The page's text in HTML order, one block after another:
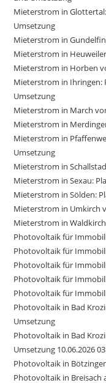
Mieterstrom in
Umsetzung
Mieterstrom in
Mieterstrom in
Mieterstrom in Horben
Mieterstrom in Ihringen:
Umsetzung
Mieterstrom in March
Mieterstrom in
Mieterstrom in
Umsetzung
Mieterstrom in
Mieterstrom in Sexau:
Mieterstrom in Sölden:
Mieterstrom in Umkirch
Mieterstrom in
Photovoltaik für
Photovoltaik für
Photovoltaik für
Photovoltaik für
Photovoltaik für
Photovoltaik in Bad
Umsetzung
Photovoltaik in Bad
Umsetzung 10.06.2026
Photovoltaik in
Photovoltaik in Breisach